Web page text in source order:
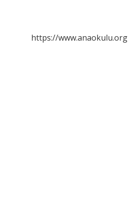
?
https://www.anaokulu.org